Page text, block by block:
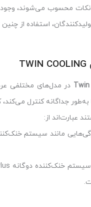
نکات محسوب می‌شوند،
استفاده از
TWIN COOLING
در مدل‌های مختلفی
جداگانه کنترل
عبارت‌اند از: